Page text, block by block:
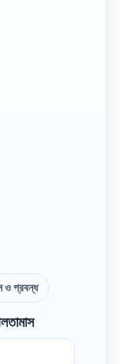
ও প্রবন্ধ